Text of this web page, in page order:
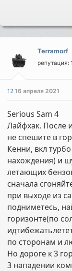
Terramorf
репутация:
1216 апреля 2021
Serious Sam 4
Лайфхак. После
не спешите в
Кенни, вкл
нахождения) и
летающих
сначала
при выходе из
подниметесь,
горизонте(по
по сторонам и
Но дороге к 3
3 нападении